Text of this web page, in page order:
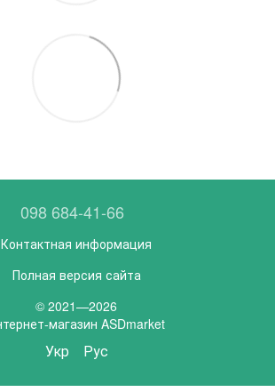
098 684-41-66
Контактная информация
Полная версия сайта
© 2021—2026
магазин ASDmarket
Укр Рус